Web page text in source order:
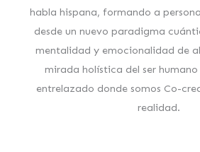
habla hispana, formando a
desde un nuevo paradigma
mentalidad y emocionalidad de
mirada holística del ser
entrelazado donde somos Co-
realidad.